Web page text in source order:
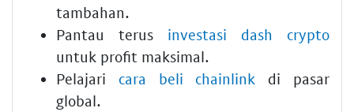
tambahan.
Pantau terus investasi dash crypto
untuk profit maksimal.
Pelajari cara beli chainlink di pasar
global.